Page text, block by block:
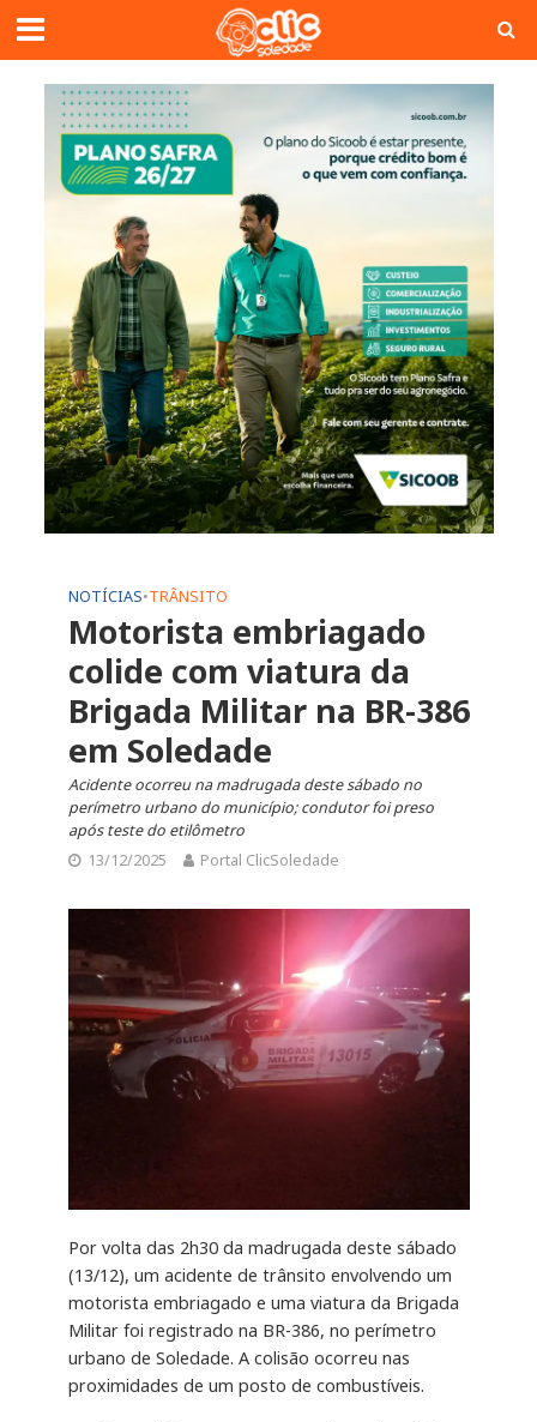
NOTÍCIAS•TRÂNSITO
Motorista embriagado
colide com viatura da
Brigada Militar na BR-386
em Soledade
Acidente ocorreu na madrugada deste sábado no
perímetro urbano do município; condutor foi preso
após teste do etilômetro
13/12/2025
Portal ClicSoledade
Por volta das 2h30 da madrugada deste sábado
(13/12), um acidente de trânsito envolvendo um
motorista embriagado e uma viatura da Brigada
Militar foi registrado na BR-386, no perímetro
urbano de Soledade. A colisão ocorreu nas
proximidades de um posto de combustíveis.